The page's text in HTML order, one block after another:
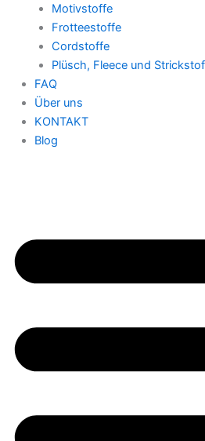
Motivstoffe
Frotteestoffe
Cordstoffe
Plüsch, Fleece und
FAQ
Über uns
KONTAKT
Blog